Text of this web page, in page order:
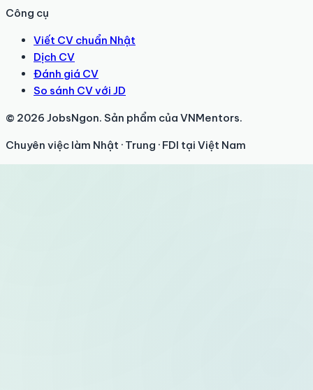
Công cụ
Viết CV chuẩn Nhật
Dịch CV
Đánh giá CV
So sánh CV với JD
© 2026 JobsNgon. Sản phẩm của VNMentors.
Chuyên việc làm Nhật · Trung · FDI tại Việt Nam